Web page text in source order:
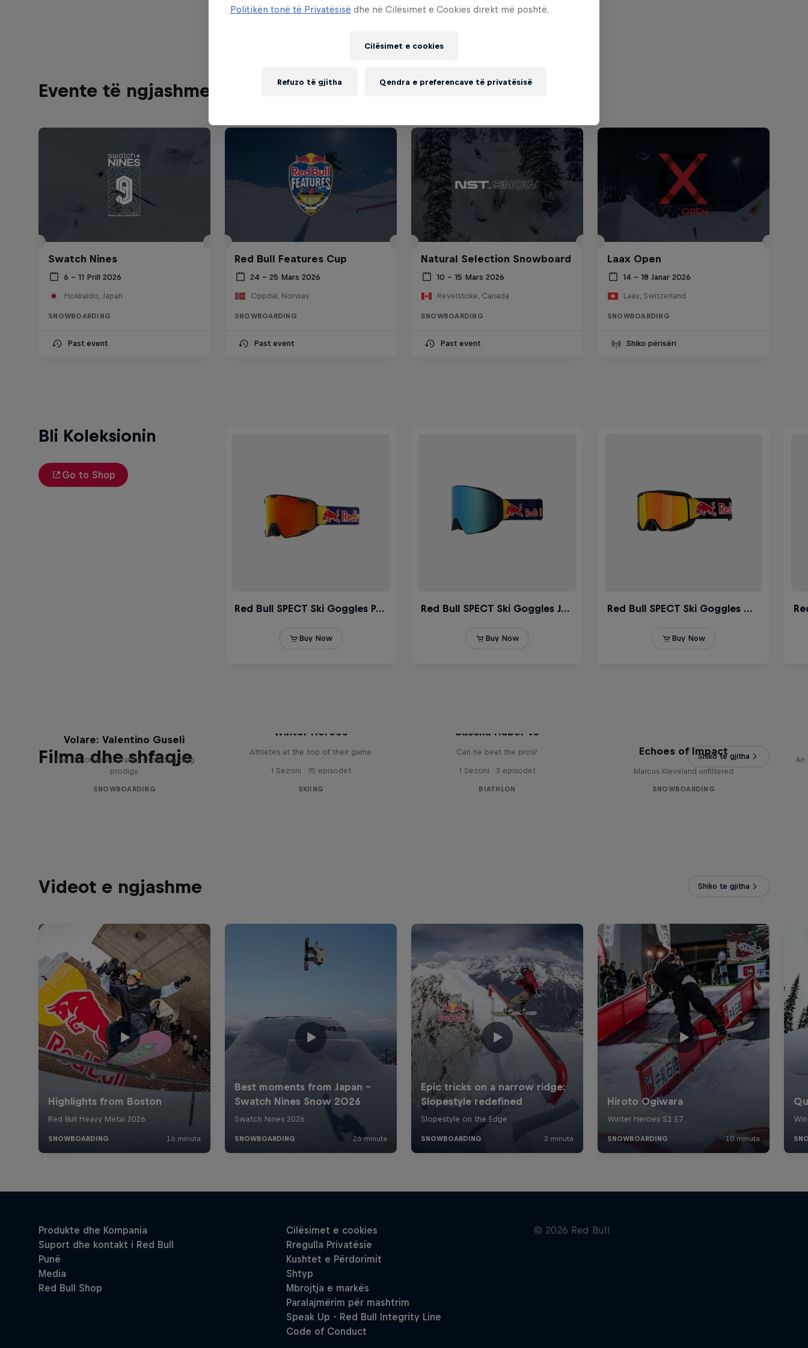
Evente të ngjashme
Swatch Nines
6 – 11 Prill 2026
Hokkaido, Japan
SNOWBOARDING
Past event
Red Bull Features Cup
24 – 25 Mars 2026
Oppdal, Norway
SNOWBOARDING
Past event
Natural Selection Snowboard
10 – 15 Mars 2026
Revelstoke, Canada
SNOWBOARDING
Past event
Laax Open
14 – 18 Janar 2026
Laax, Switzerland
SNOWBOARDING
Shiko përisëri
Bli Koleksionin
Go to Shop
Filma dhe shfaqje Shiko te gjitha
Volare: Valentino Guseli
The life of an Australian snowboarding
prodigy
SNOWBOARDING
Winter Heroes
Athletes at the top of their game
1 Sezoni · 15 episodet
SKIING
Sascha Huber vs
Can he beat the pros?
1 Sezoni · 3 episodet
BIATHLON
Echoes of Impact
Marcus Kleveland unfiltered
SNOWBOARDING
An
Videot e ngjashme Shiko te gjitha
Politikën tonë të Privatësisë dhe në Cilësimet e Cookies direkt më poshtë.
Cilësimet e cookies
Refuzo të gjitha Qendra e preferencave të privatësisë